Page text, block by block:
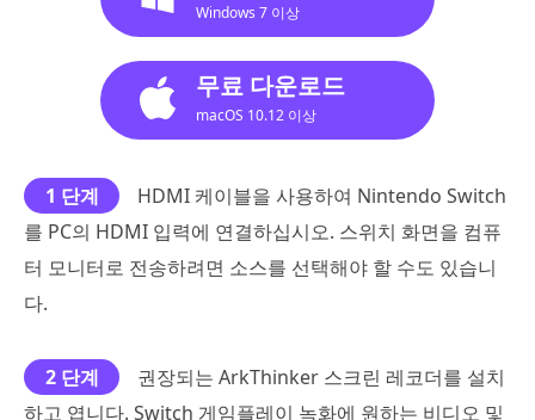
Windows 7 이상
무료 다운로드
macOS 10.12 이상
1 단계
HDMI 케이블을 사용하여 Nintendo Switch
를 PC의 HDMI 입력에 연결하십시오. 스위치 화면을 컴퓨
터 모니터로 전송하려면 소스를 선택해야 할 수도 있습니
다.
2 단계
권장되는 ArkThinker 스크린 레코더를 설치
하고 엽니다. Switch 게임플레이 녹화에 원하는 비디오 및